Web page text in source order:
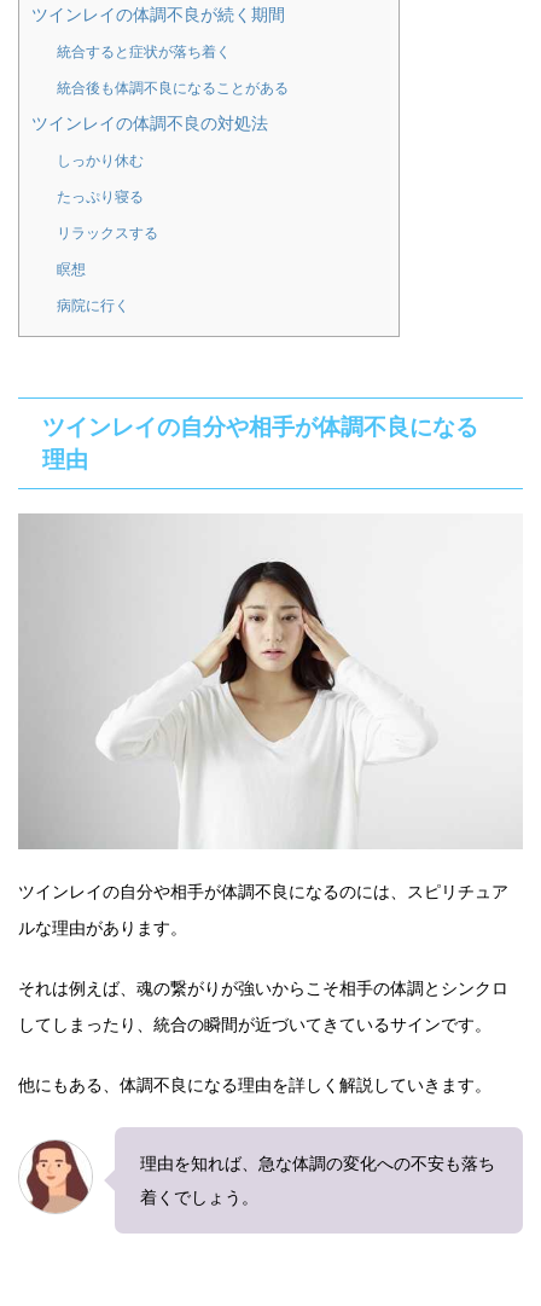
ツインレイの体調不良が続く期間
統合すると症状が落ち着く
統合後も体調不良になることがある
ツインレイの体調不良の対処法
しっかり休む
たっぷり寝る
リラックスする
瞑想
病院に行く
ツインレイの自分や相手が体調不良になる
理由
ツインレイの自分や相手が体調不良になるのには、スピリチュア
ルな理由があります。
それは例えば、魂の繋がりが強いからこそ相手の体調とシンクロ
してしまったり、統合の瞬間が近づいてきているサインです。
他にもある、体調不良になる理由を詳しく解説していきます。
理由を知れば、急な体調の変化への不安も落ち
着くでしょう。